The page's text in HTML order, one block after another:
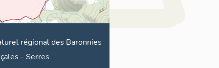
régional des Baronnies
- Serres